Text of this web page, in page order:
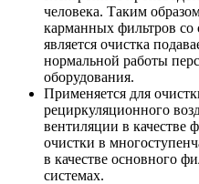
человека. Таким
карманных фильтров со
является очистка
нормальной работы
оборудования.
Применяется для
рециркуляционного
вентиляции в качестве
очистки в
в качестве основного
системах.